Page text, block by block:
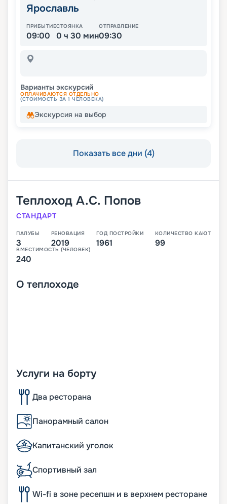
Ярославль
ПРИБЫТИЕ
09:00
СТОЯНКА
0 ч 30 мин
ОТПРАВЛЕНИЕ
09:30
Варианты экскурсий
ОПЛАЧИВАЮТСЯ ОТДЕЛЬНО
(СТОИМОСТЬ ЗА 1 ЧЕЛОВЕКА)
Экскурсия на выбор
Показать все дни (4)
Теплоход А.С. Попов
СТАНДАРТ
ПАЛУБЫ
3
РЕНОВАЦИЯ
2019
ГОД ПОСТРОЙКИ
1961
КОЛИЧЕСТВО КАЮТ
99
ВМЕСТИМОСТЬ (ЧЕЛОВЕК)
240
О теплоходе
Услуги на борту
Два ресторана
Панорамный салон
Капитанский уголок
Спортивный зал
Wi-fi в зоне ресепшн и в верхнем ресторане